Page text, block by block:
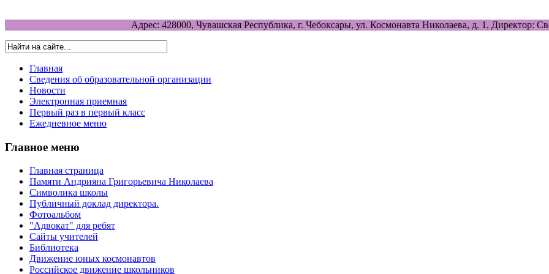
Адрес: 428000, Чувашская Республика, г. Чебоксары, ул. Космонавта Николаева, д. 1, Директор:
Главная
Сведения об образовательной организации
Новости
Электронная приемная
Первый раз в первый класс
Ежедневное меню
Главное меню
Главная страница
Памяти Андрияна Григорьевича Николаева
Символика школы
Публичный доклад директора.
Фотоальбом
"Адвокат" для ребят
Сайты учителей
Библиотека
Движение юных космонавтов
Российское движение школьников